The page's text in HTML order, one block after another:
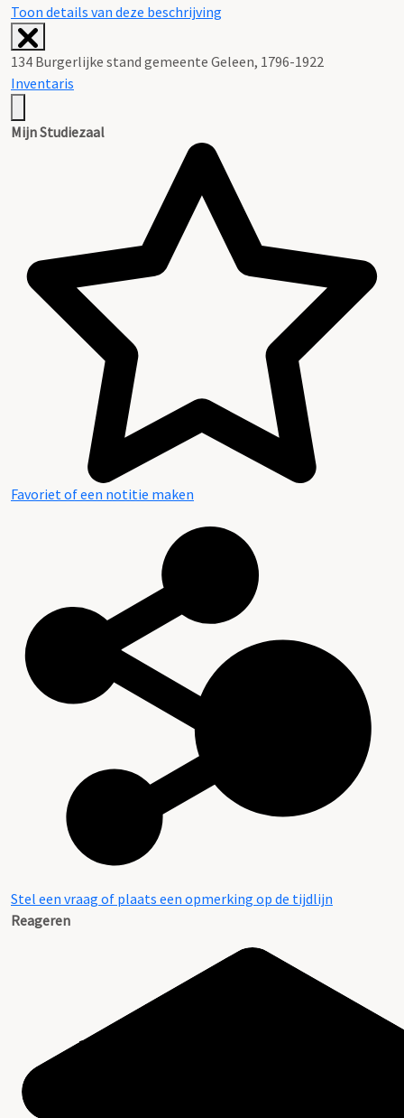
Toon details van deze beschrijving
134 Burgerlijke stand gemeente Geleen, 1796-1922
Inventaris
Mijn Studiezaal
Favoriet of een notitie maken
Stel een vraag of plaats een opmerking op de tijdlijn
Reageren